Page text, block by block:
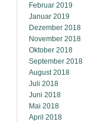
Februar 2019
Januar 2019
Dezember 2018
November 2018
Oktober 2018
September 2018
August 2018
Juli 2018
Juni 2018
Mai 2018
April 2018